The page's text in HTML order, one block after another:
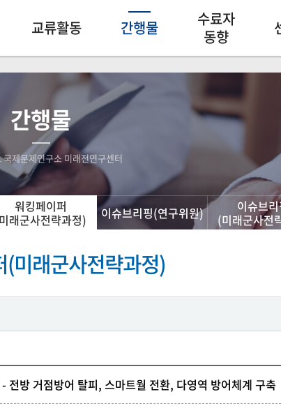
교류활동 간행물
수료자
동향
간행물
국제문제연구소 미래전연구센터
워킹페이퍼
래군사전략과정)
이슈브리핑(연구위원)
이슈브
(미래군사전
(미래군사전략과정)
전방 거점방어 탈피, 스마트월 전환, 다영역 방어체계 구축